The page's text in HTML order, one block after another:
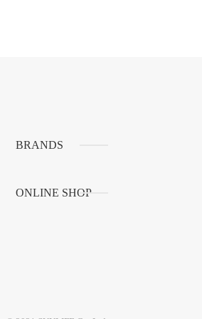
BRANDS
ONLINE SHOP